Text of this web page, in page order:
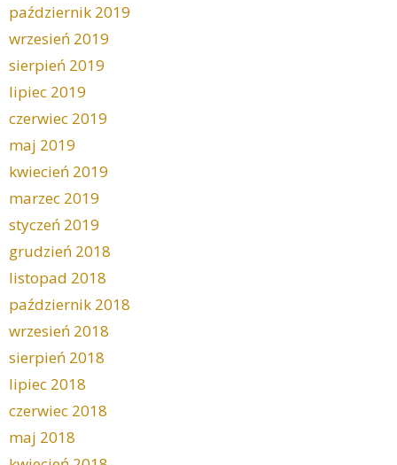
październik 2019
wrzesień 2019
sierpień 2019
lipiec 2019
czerwiec 2019
maj 2019
kwiecień 2019
marzec 2019
styczeń 2019
grudzień 2018
listopad 2018
październik 2018
wrzesień 2018
sierpień 2018
lipiec 2018
czerwiec 2018
maj 2018